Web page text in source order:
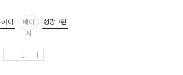
카이
베이
지
형광그린